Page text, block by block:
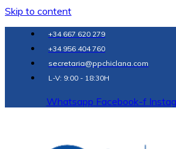
Skip to content
+34 667 620 279
+34 956 404 760
secretaria@ppchiclana.com
L-V: 9:00 - 18:30H
Whatsapp Facebook-f